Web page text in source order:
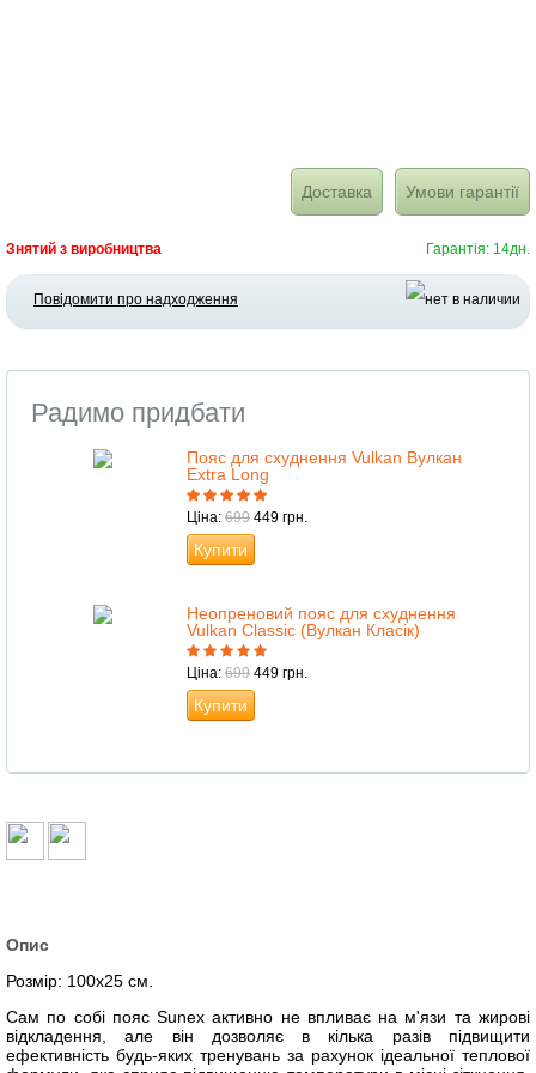
Доставка Умови гарантії
Знятий з виробництва Гарантія: 14дн.
Повідомити про надходження
Радимо придбати
Пояс для схуднення Vulkan Вулкан
Extra Long
Ціна: 699 449 грн.
Купити
Неопреновий пояс для схуднення
Vulkan Classic (Вулкан Класік)
Ціна: 699 449 грн.
Купити
Опис
Розмір: 100x25 см.
Сам по собі пояс Sunex активно не впливає на м'язи та жирові
відкладення, але він дозволяє в кілька разів підвищити
ефективність будь-яких тренувань за рахунок ідеальної теплової